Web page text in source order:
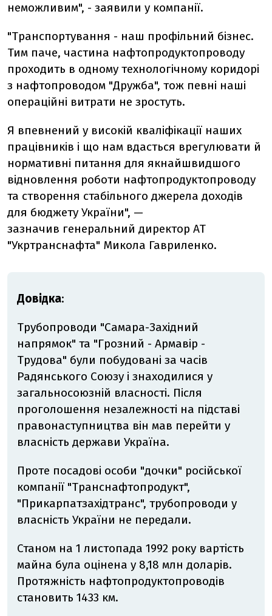
неможливим", - заявили у компанії.
"Транспортування - наш профільний бізнес.
Тим паче, частина нафтопродуктопроводу
проходить в одному технологічному коридорі
з нафтопроводом "Дружба", тож певні наші
операційні витрати не зростуть.
Я впевнений у високій кваліфікації наших
працівників і що нам вдасться врегулювати й
нормативні питання для якнайшвидшого
відновлення роботи нафтопродуктопроводу
та створення стабільного джерела доходів
для бюджету України", —
зазначив генеральний директор АТ
"Укртранснафта" Микола Гавриленко.
Довідка:
Трубопроводи "Самара-Західний
напрямок" та "Грозний - Армавір -
Трудова" були побудовані за часів
Радянського Союзу і знаходилися у
загальносоюзній власності. Після
проголошення незалежності на підставі
правонаступництва він мав перейти у
власність держави Україна.
Проте посадові особи "дочки" російської
компанії "Транснафтопродукт",
"Прикарпатзахідтранс", трубопроводи у
власність України не передали.
Станом на 1 листопада 1992 року вартість
майна була оцінена у 8,18 млн доларів.
Протяжність нафтопродуктопроводів
становить 1433 км.